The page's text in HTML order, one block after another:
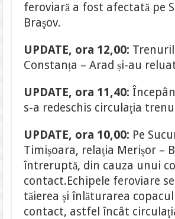
feroviară a fost afectată pe
Braşov.
UPDATE, ora 12,00:
Constanța – Arad și-au
UPDATE, ora 11,40:
s-a redeschis circulaţia
UPDATE, ora 10,00: Pe
Timişoara, relaţia Merişor –
întreruptă, din cauza unui
contact.Echipele feroviare
tăierea şi înlăturarea
contact, astfel încât